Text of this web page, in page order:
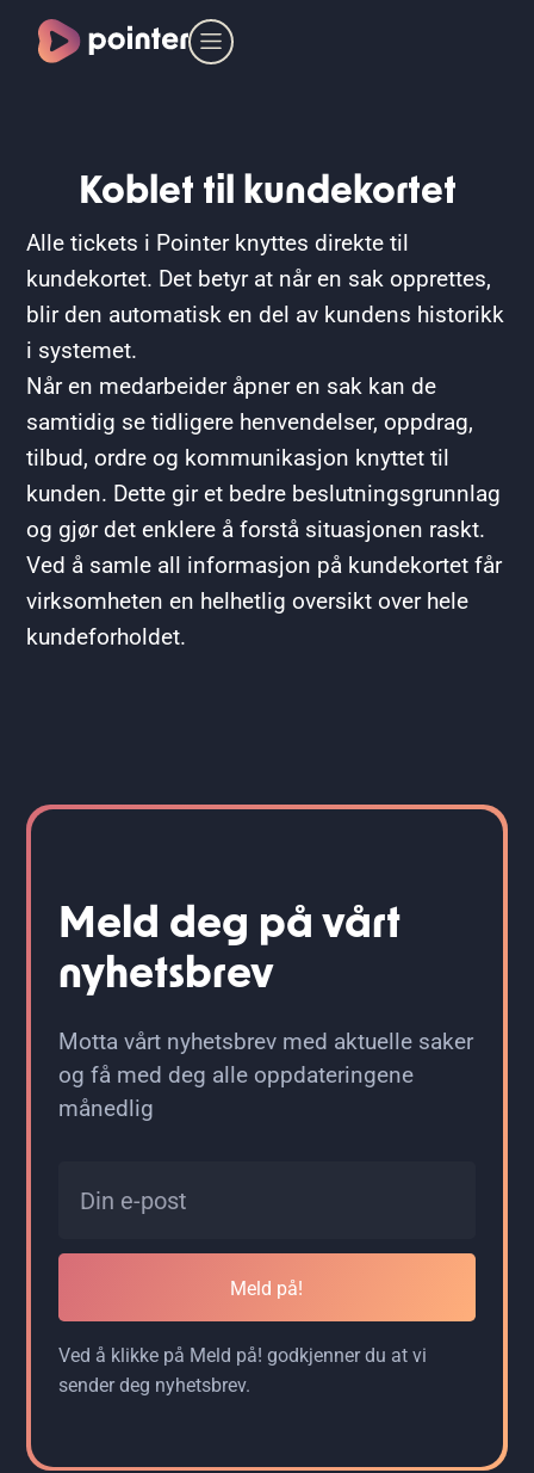
Koblet til kundekortet
Alle tickets i Pointer knyttes direkte til
kundekortet. Det betyr at når en sak opprettes,
blir den automatisk en del av kundens historikk
i systemet.
Når en medarbeider åpner en sak kan de
samtidig se tidligere henvendelser, oppdrag,
tilbud, ordre og kommunikasjon knyttet til
kunden. Dette gir et bedre beslutningsgrunnlag
og gjør det enklere å forstå situasjonen raskt.
Ved å samle all informasjon på kundekortet får
virksomheten en helhetlig oversikt over hele
kundeforholdet.
Meld deg på vårt
nyhetsbrev
Motta vårt nyhetsbrev med aktuelle saker
og få med deg alle oppdateringene
månedlig
Meld på!
Ved å klikke på Meld på! godkjenner du at vi
sender deg nyhetsbrev.